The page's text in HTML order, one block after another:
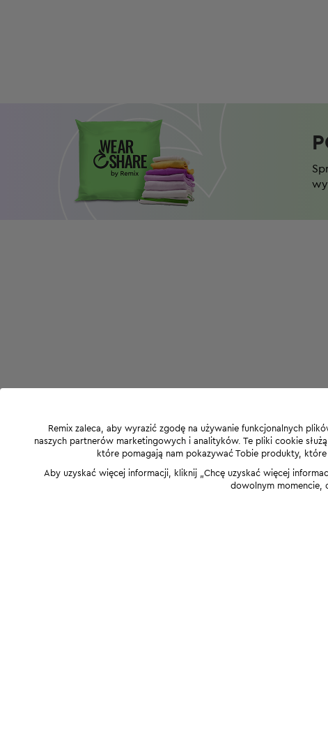
Remix zaleca, aby wyrazić zgodę na używanie funkcjonalnych
naszych partnerów marketingowych i analityków. Te pliki cookie
które pomagają nam pokazywać Tobie produkty, które
Aby uzyskać więcej informacji, kliknij „Chcę uzyskać więcej
dowolnym momencie,